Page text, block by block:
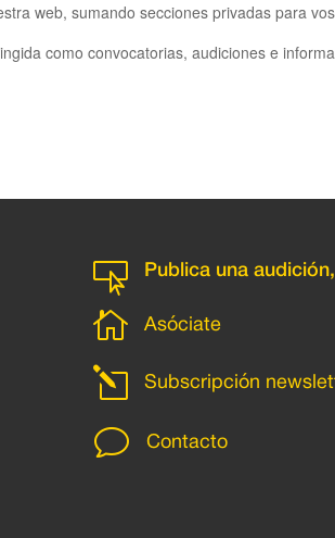
web, sumando secciones privadas para
como convocatorias, audiciones e
 Publica una
 Asóciate
l Subscripción
v Contacto